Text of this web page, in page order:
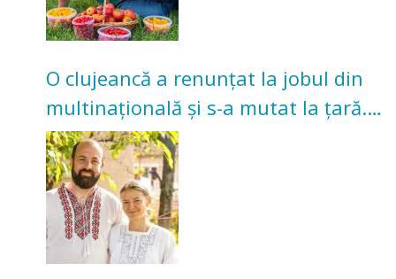
O clujeancă a renunțat la jobul din
multinațională și s-a mutat la țară.
Acum cultivă legume în grădina
bunicilor